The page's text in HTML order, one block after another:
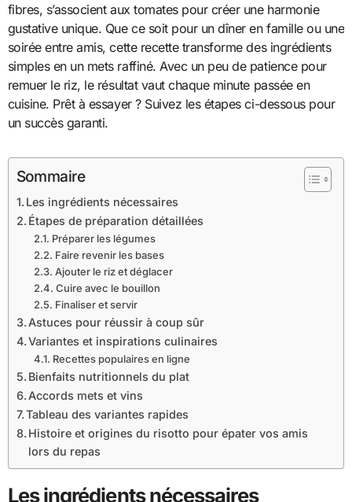
fibres, s’associent aux tomates pour créer une harmonie
gustative unique. Que ce soit pour un dîner en famille ou une
soirée entre amis, cette recette transforme des ingrédients
simples en un mets raffiné. Avec un peu de patience pour
remuer le riz, le résultat vaut chaque minute passée en
cuisine. Prêt à essayer ? Suivez les étapes ci-dessous pour
un succès garanti.
Sommaire
Les ingrédients nécessaires
Étapes de préparation détaillées
Préparer les légumes
Faire revenir les bases
Ajouter le riz et déglacer
Cuire avec le bouillon
Finaliser et servir
Astuces pour réussir à coup sûr
Variantes et inspirations culinaires
Recettes populaires en ligne
Bienfaits nutritionnels du plat
Accords mets et vins
Tableau des variantes rapides
Histoire et origines du risotto pour épater vos amis
lors du repas
Les ingrédients nécessaires